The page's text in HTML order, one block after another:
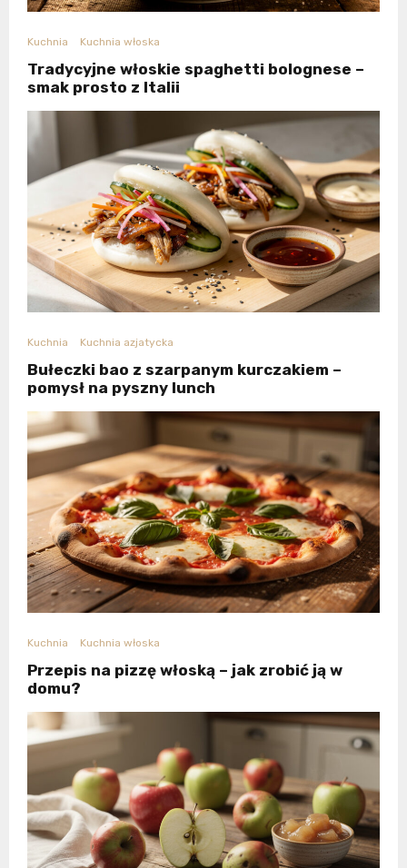
Kuchnia Kuchnia włoska
Tradycyjne włoskie spaghetti bolognese –
smak prosto z Italii
Kuchnia Kuchnia azjatycka
Bułeczki bao z szarpanym kurczakiem –
pomysł na pyszny lunch
Kuchnia Kuchnia włoska
Przepis na pizzę włoską – jak zrobić ją w
domu?